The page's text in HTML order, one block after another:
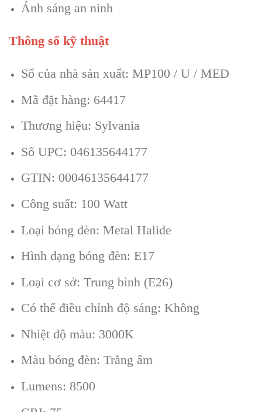
Ánh sáng an ninh
Thông số kỹ thuật
Số của nhà sản xuất: MP100 / U / MED
Mã đặt hàng: 64417
Thương hiệu: Sylvania
Số UPC: 046135644177
GTIN: 00046135644177
Công suất: 100 Watt
Loại bóng đèn: Metal Halide
Hình dạng bóng đèn: E17
Loại cơ sở: Trung bình (E26)
Có thể điều chỉnh độ sáng: Không
Nhiệt độ màu: 3000K
Màu bóng đèn: Trắng ấm
Lumens: 8500